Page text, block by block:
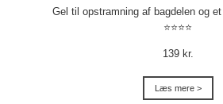
Gel til opstramning af bagdelen og
⭐⭐⭐⭐
139 kr.
Læs mere >